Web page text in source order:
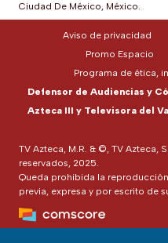
Ciudad De México, México.
TV Azteca, M.R. & ©, TV Azteca,
reservados, 2025.
Queda prohibida la
previa, expresa y por escrito de
Aviso de privacidad
Promo Espacio
Programa de ética,
Defensor de Audiencias y
Azteca III y Televisora del